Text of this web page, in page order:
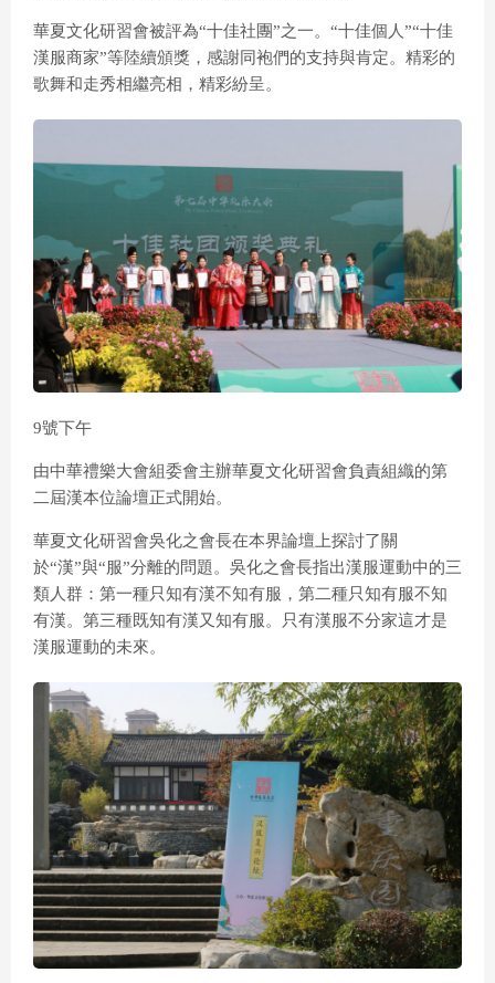
華夏文化研習會被評為“十佳社團”之一。“十佳個人”“十佳
漢服商家”等陸續頒獎，感謝同袍們的支持與肯定。精彩的
歌舞和走秀相繼亮相，精彩紛呈。
9號下午
由中華禮樂大會組委會主辦華夏文化研習會負責組織的第
二屆漢本位論壇正式開始。
華夏文化研習會吳化之會長在本界論壇上探討了關
於“漢”與“服”分離的問題。吳化之會長指出漢服運動中的三
類人群：第一種只知有漢不知有服，第二種只知有服不知
有漢。第三種既知有漢又知有服。只有漢服不分家這才是
漢服運動的未來。